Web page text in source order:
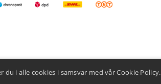
i alle cookies i samsvar med vår Cookie Policy.